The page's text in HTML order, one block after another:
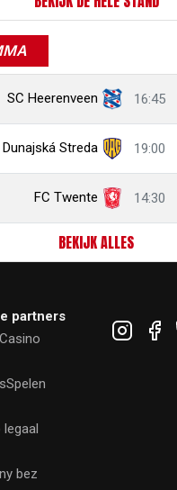
SC Heerenveen 16:45
Dunajská Streda 19:00
FC Twente 14:30
BEKIJK ALLES
partners
legaal
bez